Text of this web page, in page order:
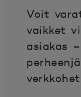
Voit
vaikket
asiakas